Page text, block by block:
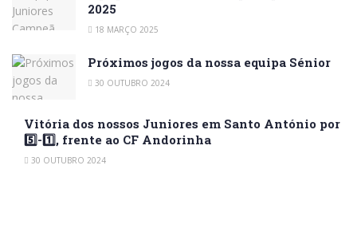
2025
18 MARÇO 2025
Próximos jogos da nossa equipa Sénior
30 OUTUBRO 2024
Vitória dos nossos Juniores em Santo António por
5️⃣-1️⃣, frente ao CF Andorinha
30 OUTUBRO 2024